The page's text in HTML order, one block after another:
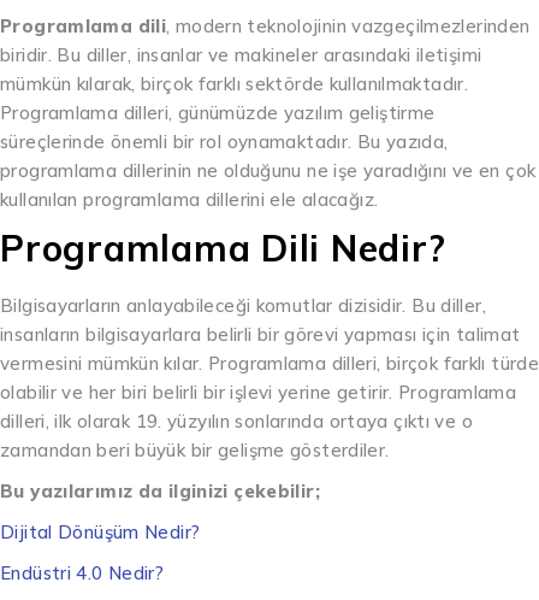
Programlama dili, modern teknolojinin vazgeçilmezlerinden
biridir. Bu diller, insanlar ve makineler arasındaki iletişimi
mümkün kılarak, birçok farklı sektörde kullanılmaktadır.
Programlama dilleri, günümüzde yazılım geliştirme
süreçlerinde önemli bir rol oynamaktadır. Bu yazıda,
programlama dillerinin ne olduğunu ne işe yaradığını ve en çok
kullanılan programlama dillerini ele alacağız.
Programlama Dili Nedir?
Bilgisayarların anlayabileceği komutlar dizisidir. Bu diller,
insanların bilgisayarlara belirli bir görevi yapması için talimat
vermesini mümkün kılar. Programlama dilleri, birçok farklı türde
olabilir ve her biri belirli bir işlevi yerine getirir. Programlama
dilleri, ilk olarak 19. yüzyılın sonlarında ortaya çıktı ve o
zamandan beri büyük bir gelişme gösterdiler.
Bu yazılarımız da ilginizi çekebilir;
Dijital Dönüşüm Nedir?
Endüstri 4.0 Nedir?